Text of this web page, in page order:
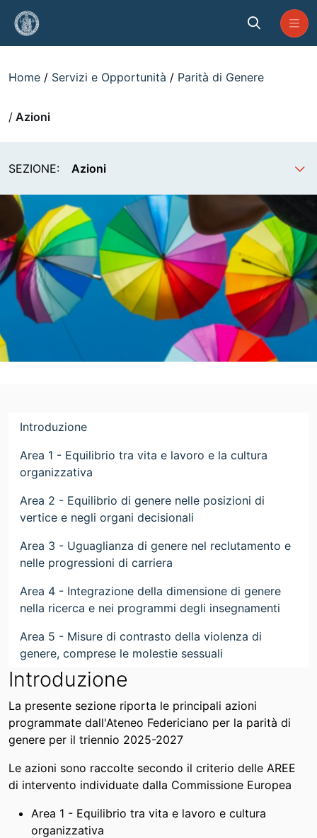
Skip to Main Content
Home Servizi e Opportunità Parità di Genere
Azioni
Azioni
SEZIONE:
Introduzione
Area 1 - Equilibrio tra vita e lavoro e la cultura
organizzativa
Area 2 - Equilibrio di genere nelle posizioni di
vertice e negli organi decisionali
Area 3 - Uguaglianza di genere nel reclutamento e
nelle progressioni di carriera
Area 4 - Integrazione della dimensione di genere
nella ricerca e nei programmi degli insegnamenti
Area 5 - Misure di contrasto della violenza di
genere, comprese le molestie sessuali
Introduzione
La presente sezione riporta le principali azioni
programmate dall'Ateneo Federiciano per la parità di
genere per il triennio 2025-2027
Le azioni sono raccolte secondo il criterio delle AREE
di intervento individuate dalla Commissione Europea
Area 1 - Equilibrio tra vita e lavoro e cultura
organizzativa